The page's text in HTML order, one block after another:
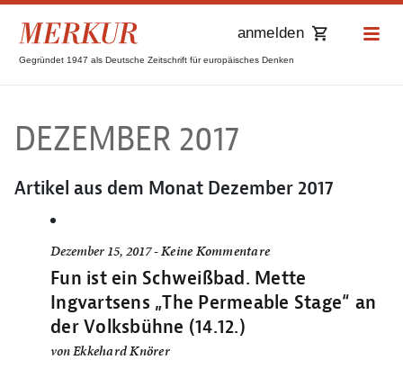
Gegründet 1947 als Deutsche Zeitschrift für europäisches Denken
anmelden
DEZEMBER 2017
Artikel aus dem Monat Dezember 2017
Dezember 15, 2017 -Keine Kommentare
Fun ist ein Schweißbad. Mette
Ingvartsens „The Permeable Stage“ an
der Volksbühne (14.12.)
vonEkkehard Knörer